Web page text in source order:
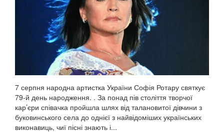
7 серпня народна артистка України Софія Ротару святкує
79-й день народження. . За понад пів століття творчої
кар’єри співачка пройшла шлях від талановитої дівчини з
буковинського села до однієї з найвідоміших українських
виконавиць, чиї пісні знають і...